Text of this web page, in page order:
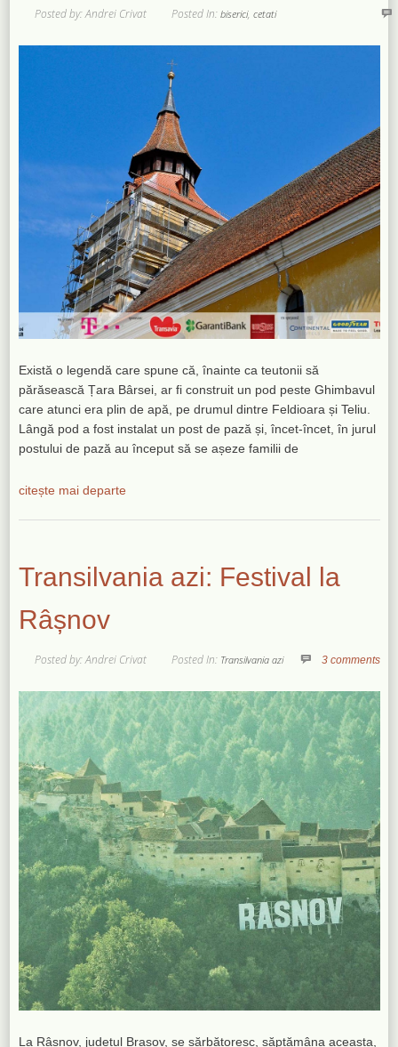
Posted by: Andrei Crivat Posted In:biserici,cetati
Există o legendă care spune că, înainte ca teutonii să
părăsească Țara Bârsei, ar fi construit un pod peste Ghimbavul
care atunci era plin de apă, pe drumul dintre Feldioara și Teliu.
Lângă pod a fost instalat un post de pază și, încet-încet, în jurul
postului de pază au început să se așeze familii de
citește mai departe
Transilvania azi: Festival la
Râșnov
Posted by: Andrei Crivat Posted In: Transilvania azi 3 comments
La Râșnov, județul Brașov, se sărbătoresc, săptămâna aceasta,